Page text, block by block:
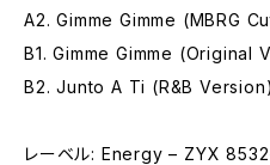
A2. Gimme Gimme (MBRG
B1. Gimme Gimme (Original
B2. Junto A Ti (R&B
レーベル: Energy – ZYX